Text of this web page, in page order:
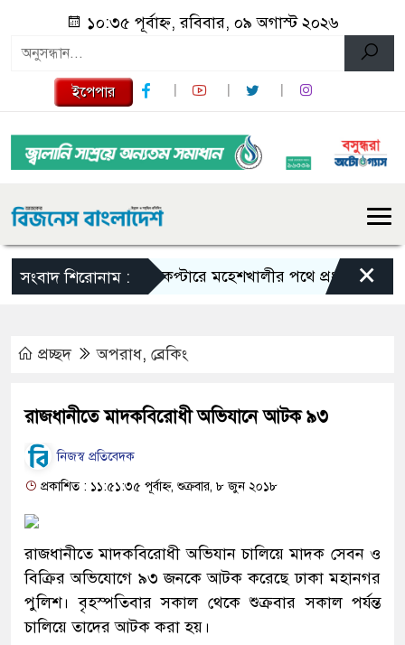
১০:৩৫ পূর্বাহ্ন, রবিবার, ০৯ অগাস্ট ২০২৬
ইপেপার
সংবাদ শিরোনাম :হেলিকপ্টারে মহেশখালীর পথে প্রধানমন্ত্রী ×
প্রচ্ছদ অপরাধ, ব্রেকিং
রাজধানীতে মাদকবিরোধী অভিযানে আটক ৯৩
নিজস্ব প্রতিবেদক
প্রকাশিত : ১১:৫১:৩৫ পূর্বাহ্ন, শুক্রবার, ৮ জুন ২০১৮
রাজধানীতে মাদকবিরোধী অভিযান চালিয়ে মাদক সেবন ও
বিক্রির অভিযোগে ৯৩ জনকে আটক করেছে ঢাকা মহানগর
পুলিশ। বৃহস্পতিবার সকাল থেকে শুক্রবার সকাল পর্যন্ত
চালিয়ে তাদের আটক করা হয়।